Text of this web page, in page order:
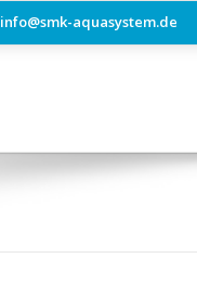
info@smk-aquasystem.de